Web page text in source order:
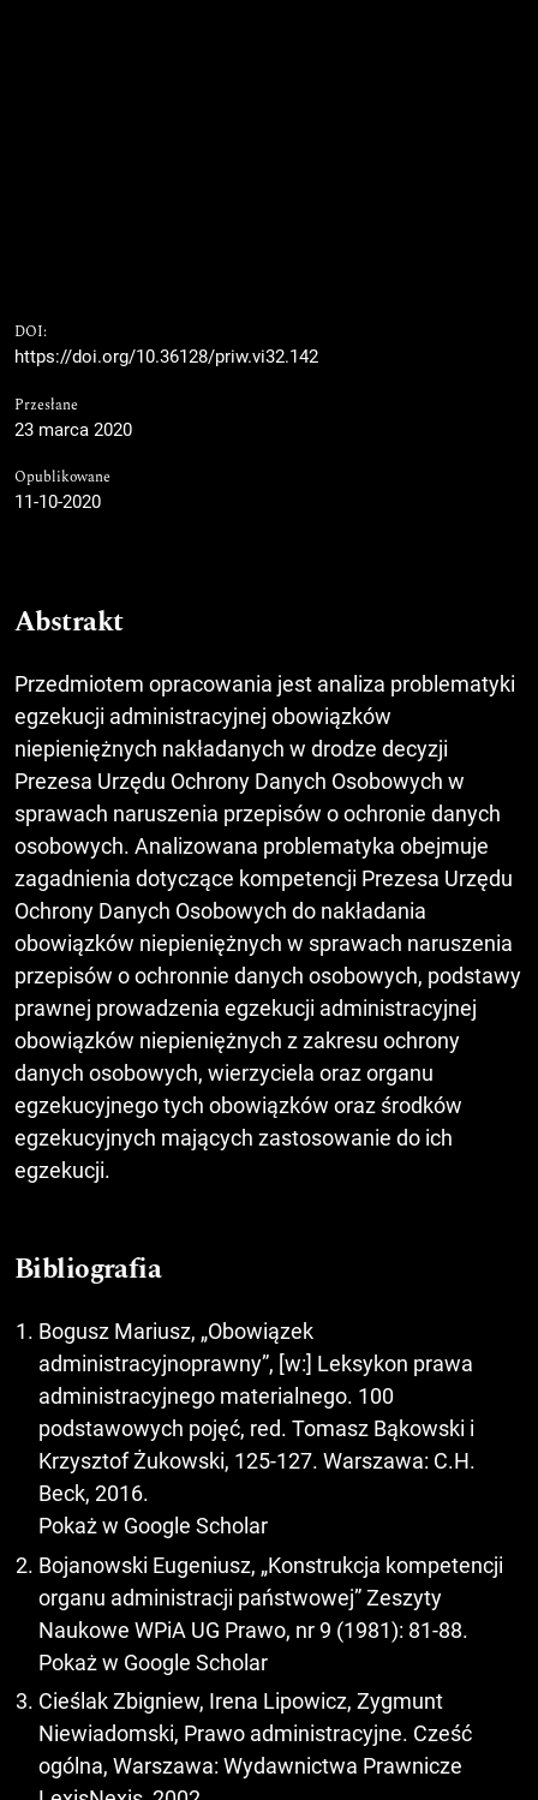
DOI:
https://doi.org/10.36128/priw.vi32.142
Przesłane
23 marca 2020
Opublikowane
11-10-2020
Abstrakt
Przedmiotem opracowania jest analiza problematyki
egzekucji administracyjnej obowiązków
niepieniężnych nakładanych w drodze decyzji
Prezesa Urzędu Ochrony Danych Osobowych w
sprawach naruszenia przepisów o ochronie danych
osobowych. Analizowana problematyka obejmuje
zagadnienia dotyczące kompetencji Prezesa Urzędu
Ochrony Danych Osobowych do nakładania
obowiązków niepieniężnych w sprawach naruszenia
przepisów o ochronnie danych osobowych, podstawy
prawnej prowadzenia egzekucji administracyjnej
obowiązków niepieniężnych z zakresu ochrony
danych osobowych, wierzyciela oraz organu
egzekucyjnego tych obowiązków oraz środków
egzekucyjnych mających zastosowanie do ich
egzekucji.
Bibliografia
Bogusz Mariusz, „Obowiązek
administracyjnoprawny”, [w:] Leksykon prawa
administracyjnego materialnego. 100
podstawowych pojęć, red. Tomasz Bąkowski i
Krzysztof Żukowski, 125-127. Warszawa: C.H.
Beck, 2016.
Pokaż w Google Scholar
Bojanowski Eugeniusz, „Konstrukcja kompetencji
organu administracji państwowej” Zeszyty
Naukowe WPiA UG Prawo, nr 9 (1981): 81-88.
Pokaż w Google Scholar
Cieślak Zbigniew, Irena Lipowicz, Zygmunt
Niewiadomski, Prawo administracyjne. Cześć
ogólna, Warszawa: Wydawnictwa Prawnicze